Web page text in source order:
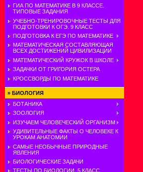
ГИА ПО МАТЕМАТИКЕ В 9 КЛАССЕ.
ТИПОВЫЕ ЗАДАНИЯ
УЧЕБНО-ТРЕНИРОВОЧНЫЕ ТЕСТЫ ДЛЯ
ПОДГОТОВКИ К ОГЭ. 9 КЛАСС
ПОДГОТОВКА К ЕГЭ ПО МАТЕМАТИКЕ
МАТЕМАТИЧЕСКАЯ СОСТАВЛЯЮЩАЯ
ВСЕХ ДОСТИЖЕНИЙ ЦИВИЛИЗАЦИИ
МАТЕМАТИЧЕСКИЙ КРУЖОК В ШКОЛЕ
ЗАДАЧКИ ОТ ГРИГОРИЯ ОСТЕРА
КРОССВОРДЫ ПО МАТЕМАТИКЕ
» БИОЛОГИЯ
БОТАНИКА
ЗООЛОГИЯ
ИЗУЧАЕМ ЧЕЛОВЕЧЕСКИЙ ОРГАНИЗМ
УДИВИТЕЛЬНЫЕ ФАКТЫ О ЧЕЛОВЕКЕ К
УРОКАМ АНАТОМИИ
САМЫЕ НЕОБЫЧНЫЕ ПРИРОДНЫЕ
ЯВЛЕНИЯ
БИОЛОГИЧЕСКИЕ ЗАДАЧИ
ТЕСТЫ ПО БИОЛОГИИ. 5 КЛАСС